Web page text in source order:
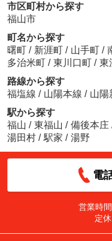
市区町村から探す
福山市
町名から探す
曙町 / 新涯町 / 山手町 /
多治米町 / 東川口町 / 東
路線から探す
福塩線 / 山陽本線 / 山陽
駅から探す
福山 / 東福山 / 備後本庄
湯田村 / 駅家 / 湯野
電
営業時間
定休